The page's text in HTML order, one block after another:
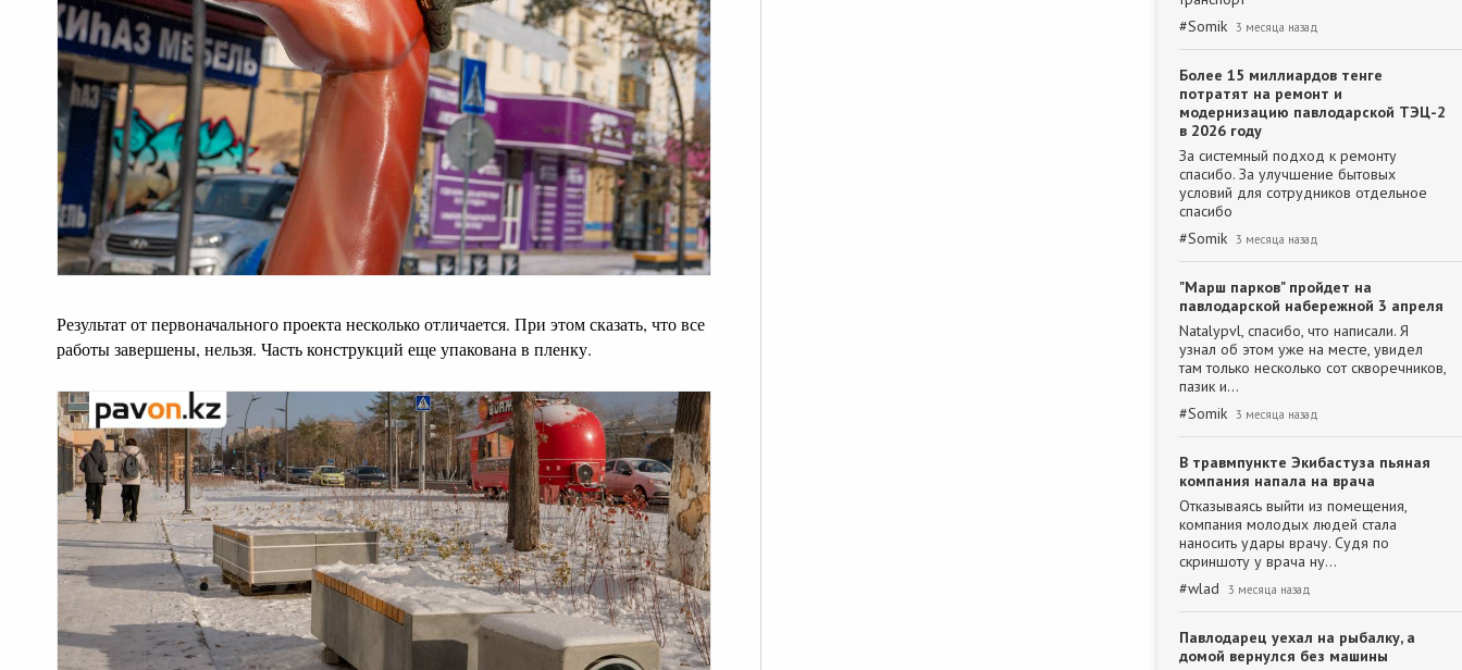
Результат от первоначального проекта несколько отличается. При этом сказать, что все
работы завершены, нельзя. Часть конструкций еще упакована в пленку.
#Somik 3 месяца назад
Более 15 миллиардов тенге
потратят на ремонт и
модернизацию павлодарской ТЭЦ-2
в 2026 году
За системный подход к ремонту
спасибо. За улучшение бытовых
условий для сотрудников отдельное
спасибо
#Somik 3 месяца назад
"Марш парков" пройдет на
павлодарской набережной 3 апреля
Natalypvl, спасибо, что написали. Я
узнал об этом уже на месте, увидел
там только несколько сот скворечников,
пазик и…
#Somik 3 месяца назад
В травмпункте Экибастуза пьяная
компания напала на врача
Отказываясь выйти из помещения,
компания молодых людей стала
наносить удары врачу. Судя по
скриншоту у врача ну…
#wlad 3 месяца назад
Павлодарец уехал на рыбалку, а
домой вернулся без машины